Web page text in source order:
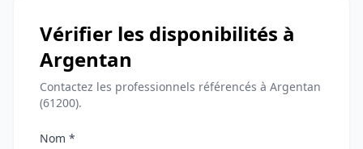
Vérifier les disponibilités à
Argentan
Contactez les professionnels référencés à Argentan
(61200).
Nom *